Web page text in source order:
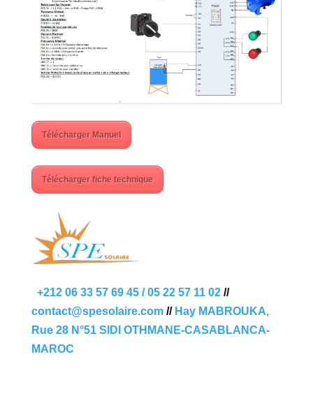
Télécharger Manuel
Télécharger fiche technique
+212 06 33 57 69 45 / 05 22 57 11 02//
contact@spesolaire.com// Hay MABROUKA,
Rue 28 N°51 SIDI OTHMANE-CASABLANCA-
MAROC